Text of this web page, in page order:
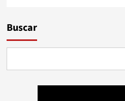
Buscar